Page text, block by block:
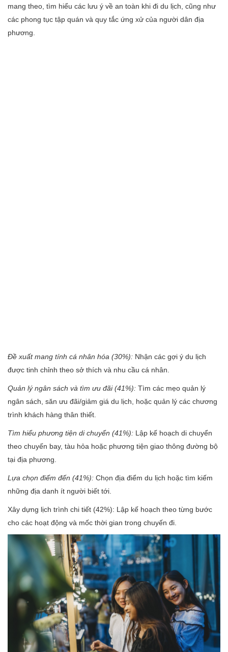
mang theo, tìm hiểu các lưu ý về an toàn khi đi du lịch, cũng như
các phong tục tập quán và quy tắc ứng xử của người dân địa
phương.
Đề xuất mang tính cá nhân hóa (30%): Nhận các gợi ý du lịch
được tinh chỉnh theo sở thích và nhu cầu cá nhân.
Quản lý ngân sách và tìm ưu đãi (41%): Tìm các mẹo quản lý
ngân sách, săn ưu đãi/giảm giá du lịch, hoặc quản lý các chương
trình khách hàng thân thiết.
Tìm hiểu phương tiện di chuyển (41%): Lập kế hoạch di chuyển
theo chuyến bay, tàu hỏa hoặc phương tiện giao thông đường bộ
tại địa phương.
Lựa chọn điểm đến (41%): Chọn địa điểm du lịch hoặc tìm kiếm
những địa danh ít người biết tới.
Xây dựng lịch trình chi tiết (42%): Lập kế hoạch theo từng bước
cho các hoạt động và mốc thời gian trong chuyến đi.